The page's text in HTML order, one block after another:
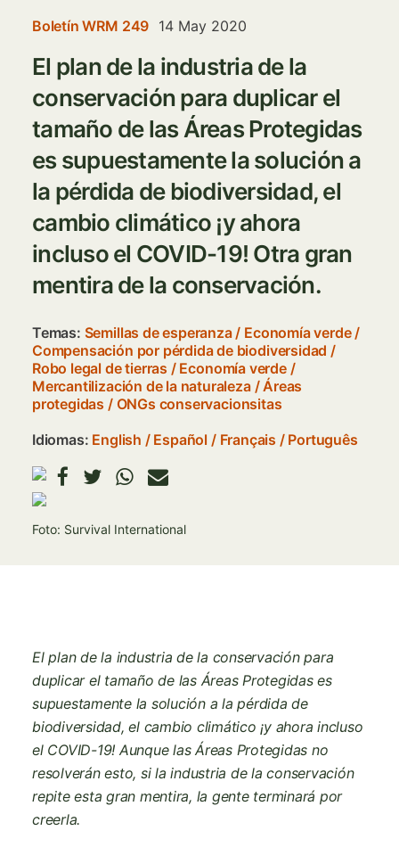
Boletín WRM 249 14 May 2020
El plan de la industria de la
conservación para duplicar el
tamaño de las Áreas Protegidas
es supuestamente la solución a
la pérdida de biodiversidad, el
cambio climático ¡y ahora
incluso el COVID-19! Otra gran
mentira de la conservación.
Temas: Semillas de esperanza/ Economía verde/
Compensación por pérdida de biodiversidad /
Robo legal de tierras / Economía verde/
Mercantilización de la naturaleza/Áreas
protegidas / ONGs conservacionsitas
Idiomas: English Español Français Português
Imagen
Foto: Survival International
El plan de la industria de la conservación para
duplicar el tamaño de las Áreas Protegidas es
supuestamente la solución a la pérdida de
biodiversidad, el cambio climático ¡y ahora incluso
el COVID-19! Aunque las Áreas Protegidas no
resolverán esto, si la industria de la conservación
repite esta gran mentira, la gente terminará por
creerla.